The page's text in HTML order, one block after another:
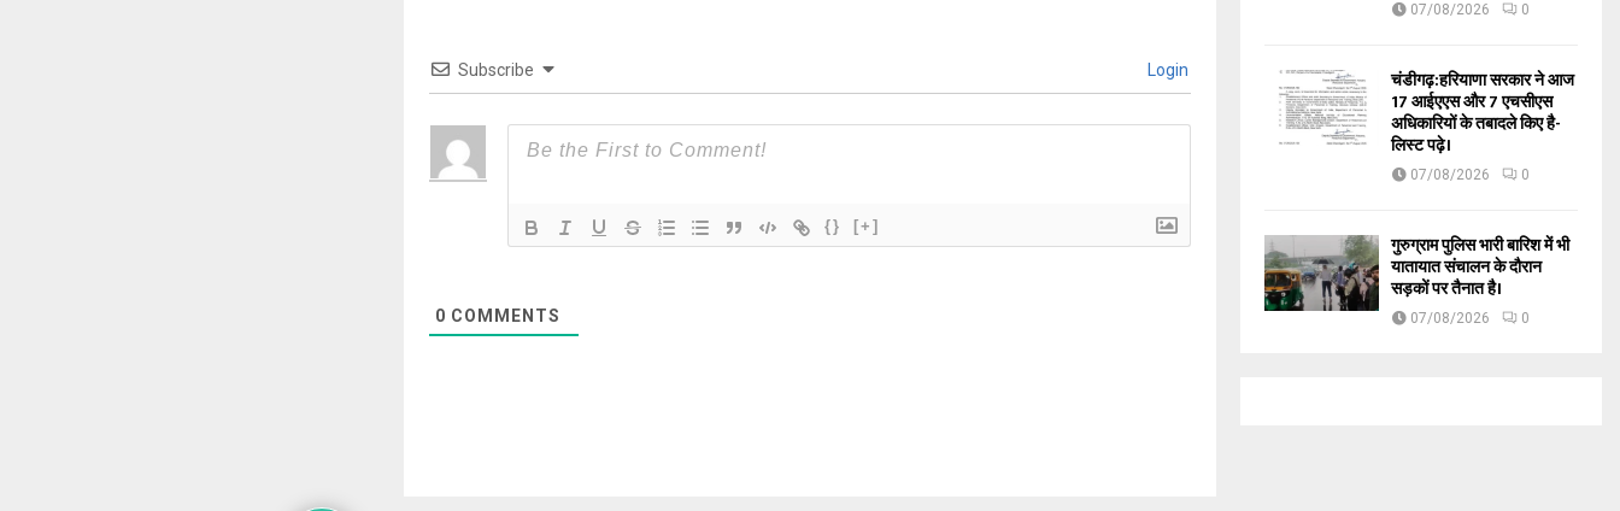
Subscribe Login
{} [+]
0 COMMENTS
07/08/2026 0
चंडीगढ़:हरियाणा सरकार ने आज
17 आईएएस और 7 एचसीएस
अधिकारियों के तबादले किए है-
लिस्ट पढ़े।
07/08/2026 0
गुरुग्राम पुलिस भारी बारिश में भी
यातायात संचालन के दौरान
सड़कों पर तैनात है।
07/08/2026 0